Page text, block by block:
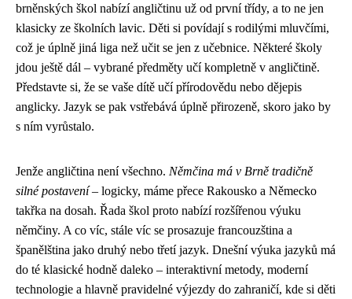
brněnských škol nabízí angličtinu už od první třídy, a to ne jen
klasicky ze školních lavic. Děti si povídají s rodilými mluvčími,
což je úplně jiná liga než učit se jen z učebnice. Některé školy
jdou ještě dál – vybrané předměty učí kompletně v angličtině.
Představte si, že se vaše dítě učí přírodovědu nebo dějepis
anglicky. Jazyk se pak vstřebává úplně přirozeně, skoro jako by
s ním vyrůstalo.
Jenže angličtina není všechno. Němčina má v Brně tradičně
silné postavení– logicky, máme přece Rakousko a Německo
takřka na dosah. Řada škol proto nabízí rozšířenou výuku
němčiny. A co víc, stále víc se prosazuje francouzština a
španělština jako druhý nebo třetí jazyk. Dnešní výuka jazyků má
do té klasické hodně daleko – interaktivní metody, moderní
technologie a hlavně pravidelné výjezdy do zahraničí, kde si děti